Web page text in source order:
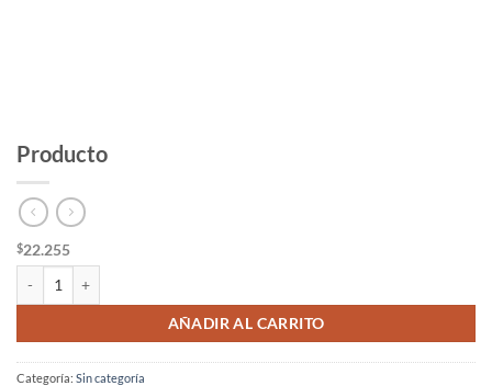
Producto
$22.255
AÑADIR AL CARRITO
Categoría: Sin categoría